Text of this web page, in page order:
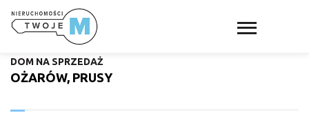
OŻARÓW, PRUSY
DOM NA SPRZEDAŻ